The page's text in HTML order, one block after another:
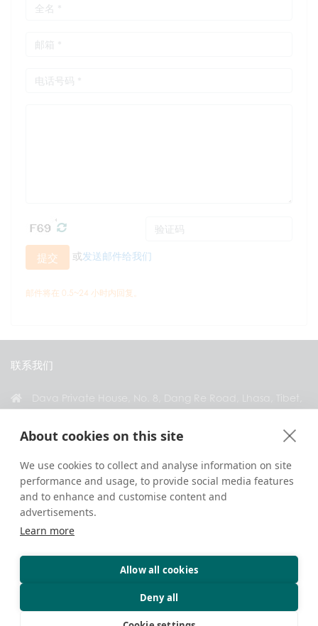
About cookies on this site
We use cookies to collect and analyse information on site
performance and usage, to provide social media features
and to enhance and customise content and
advertisements.
Learn more
Allow all cookies
Deny all
提交 或发送邮件给我们
邮件将在 0.5~24 小时内回复。
联系我们
China
+86 18583346229
inquiry@greattibettour.com
与我们联系
版权 © 2026. 版权所有. 旅行贴士